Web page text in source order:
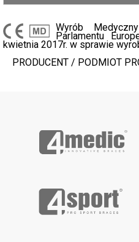
Wyrób
Parlamentu
kwietnia 2017r. w sprawie
PRODUCENT / PODMIOT